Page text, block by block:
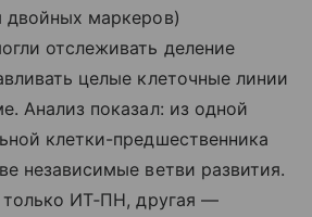
двойных маркеров)
отслеживать деление
целые клеточные линии
Анализ показал: из одной
клетки-предшественника
независимые ветви развития.
ИТ‑ПН, другая —